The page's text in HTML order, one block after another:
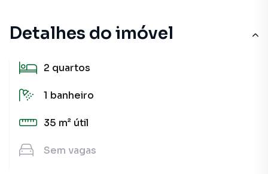
Detalhes do imóvel
2 quartos
1 banheiro
35 m² útil
Sem vagas